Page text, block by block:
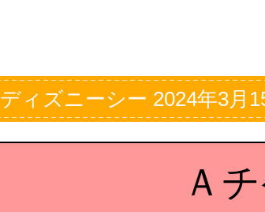
ディズニーシー 2024年3月
Ａ